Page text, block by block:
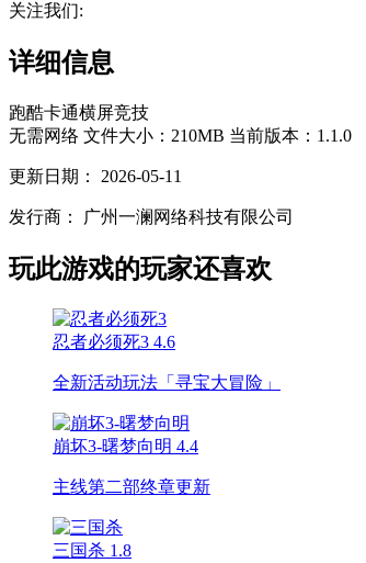
关注我们:
详细信息
跑酷卡通横屏竞技
无需网络 文件大小：210MB 当前版本：1.1.0
更新日期： 2026-05-11
发行商： 广州一澜网络科技有限公司
玩此游戏的玩家还喜欢
忍者必须死3 4.6
全新活动玩法「寻宝大冒险」
崩坏3-曙梦向明 4.4
主线第二部终章更新
三国杀 1.8